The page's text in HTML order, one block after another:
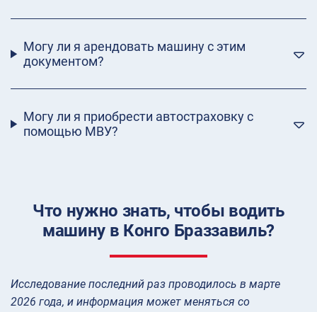
Могу ли я арендовать машину с этим
документом?
Могу ли я приобрести автостраховку с
помощью МВУ?
Что нужно знать, чтобы водить
машину в Конго Браззавиль?
Исследование последний раз проводилось в марте
2026 года, и информация может меняться со